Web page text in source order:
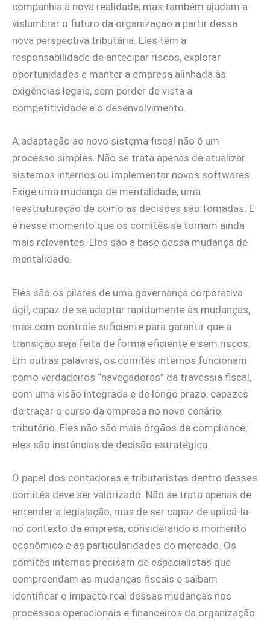
companhia à nova realidade, mas também ajudam a
vislumbrar o futuro da organização a partir dessa
nova perspectiva tributária. Eles têm a
responsabilidade de antecipar riscos, explorar
oportunidades e manter a empresa alinhada às
exigências legais, sem perder de vista a
competitividade e o desenvolvimento.
A adaptação ao novo sistema fiscal não é um
processo simples. Não se trata apenas de atualizar
sistemas internos ou implementar novos softwares.
Exige uma mudança de mentalidade, uma
reestruturação de como as decisões são tomadas. E
é nesse momento que os comitês se tornam ainda
mais relevantes. Eles são a base dessa mudança de
mentalidade.
Eles são os pilares de uma governança corporativa
ágil, capaz de se adaptar rapidamente às mudanças,
mas com controle suficiente para garantir que a
transição seja feita de forma eficiente e sem riscos.
Em outras palavras, os comitês internos funcionam
como verdadeiros “navegadores” da travessia fiscal,
com uma visão integrada e de longo prazo, capazes
de traçar o curso da empresa no novo cenário
tributário. Eles não são mais órgãos de compliance;
eles são instâncias de decisão estratégica.
O papel dos contadores e tributaristas dentro desses
comitês deve ser valorizado. Não se trata apenas de
entender a legislação, mas de ser capaz de aplicá-la
no contexto da empresa, considerando o momento
econômico e as particularidades do mercado. Os
comitês internos precisam de especialistas que
compreendam as mudanças fiscais e saibam
identificar o impacto real dessas mudanças nos
processos operacionais e financeiros da organização.